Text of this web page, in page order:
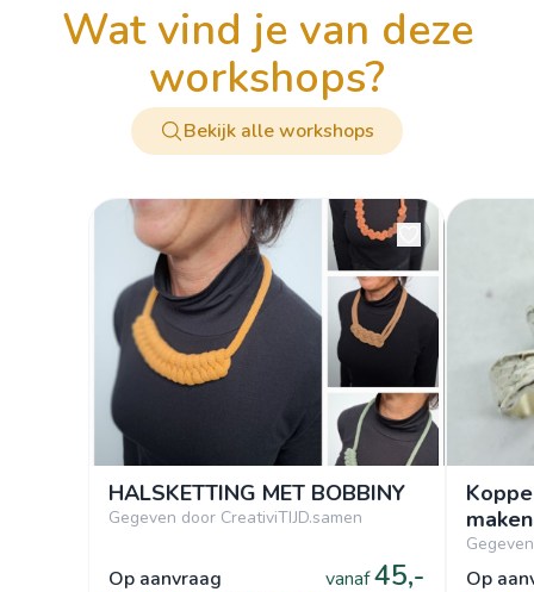
wat vind je van deze
workshops?
Bekijk alle workshops
HALSKETTING MET BOBBINY
Gegeven door CreativiTIJD.samen
op aanvraag vanaf45,-
maken
op